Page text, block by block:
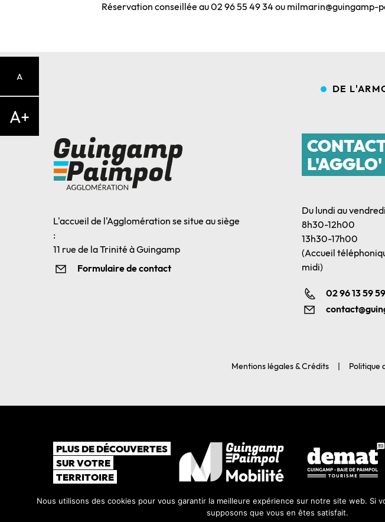
A
A+
Réservation conseillée au 02 96 55 49 34 ou milmarin@guingamp-
DE
L'accueil de l'Agglomération se situe au siège
:
11 rue de la Trinité à Guingamp
Formulaire de contact
L'AGGLO'
Du lundi au vendredi
8h30-12h00
13h30-17h00
(Accueil
midi)
02 96 13 59 59
Mentions légales & Crédits Politique
PLUS DE DÉCOUVERTES
SUR VOTRE
TERRITOIRE
© 2026-Guingamp-Paimpol
Nous utilisons des cookies pour vous garantir la meilleure expérience sur notre site web. Si
supposons que vous en êtes satisfait.